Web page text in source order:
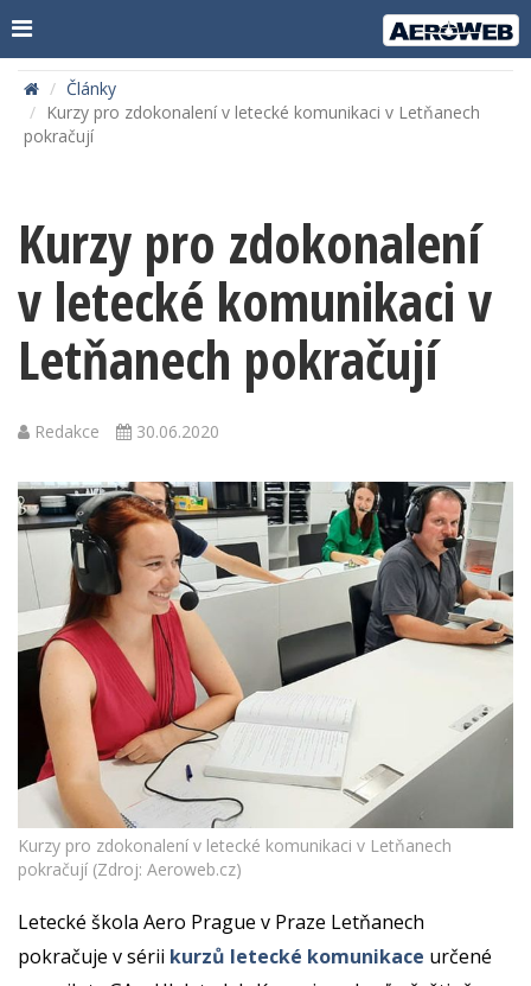
Články
Kurzy pro zdokonalení v letecké komunikaci v Letňanech
pokračují
Kurzy pro zdokonalení
v letecké komunikaci v
Letňanech pokračují
Redakce 30.06.2020
Kurzy pro zdokonalení v letecké komunikaci v Letňanech
pokračují (Zdroj: Aeroweb.cz)
Letecké škola Aero Prague v Praze Letňanech
pokračuje v sérii kurzů letecké komunikace určené